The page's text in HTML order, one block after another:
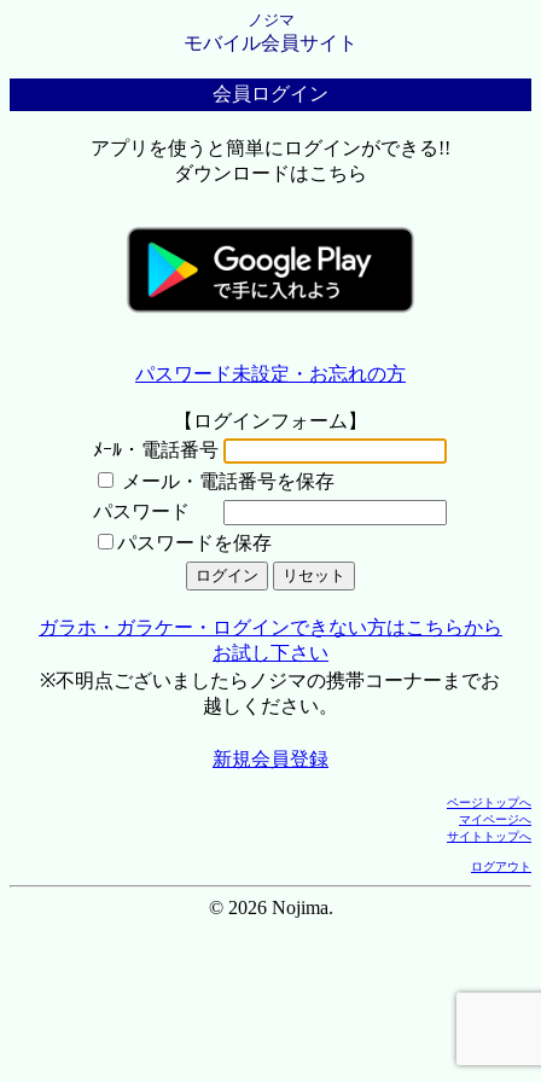
ノジマ
モバイル会員サイト
会員ログイン
アプリを使うと簡単にログインができる!!
ダウンロードはこちら
パスワード未設定・お忘れの方
【ログインフォーム】
ﾒｰﾙ・電話番号
メール・電話番号を保存
パスワード
パスワードを保存
ガラホ・ガラケー・ログインできない方はこちらから
お試し下さい
※不明点ございましたらノジマの携帯コーナーまでお
越しください。
新規会員登録
ページトップへ
マイページへ
サイトトップへ
ログアウト
© 2026 Nojima.